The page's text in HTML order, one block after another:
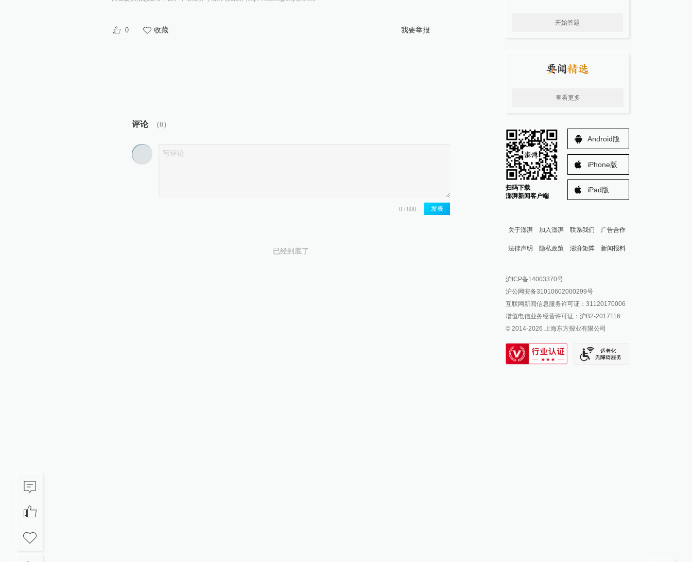
0 收藏 我要举报
评论 （0）
发表
已经到底了
开始答题
查看更多
扫码下载
澎湃新闻客户端
Android版
iPhone版
iPad版
关于澎湃 加入澎湃 联系我们 广告合作
法律声明 隐私政策 澎湃矩阵
澎湃新闻公众号
澎湃新闻抖音号
派生万物开放平台
IP SHANGHAI
SIXTH TONE
新闻报料
报料邮箱: news@thepaper.cn
沪ICP备14003370号
沪公网安备31010602000299号
互联网新闻信息服务许可证：31120170006
增值电信业务经营许可证：沪B2-2017116
© 2014-2026 上海东方报业有限公司